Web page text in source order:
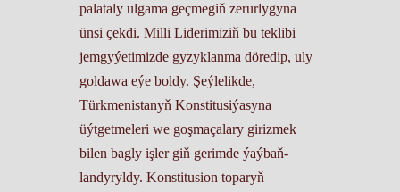
palataly ulgama geçmegiň zerurlygyna
ünsi çekdi. Milli Liderimiziň bu teklibi
jemgyýetimizde gyzyklanma döredip, uly
goldawa eýe boldy. Şeýlelikde,
Türkmenistanyň Konstitusiýasyna
üýtgetmeleri we goşmaçalary girizmek
bilen bagly işler giň gerimde ýaýbaň­
landyryldy. Konstitusion toparyň